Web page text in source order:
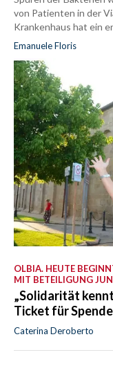
von Patienten in der
Krankenhaus hat ein
Emanuele Floris
OLBIA. HEUTE
MIT BETEILIGUNG
„Solidarität
Ticket für
Caterina Deroberto